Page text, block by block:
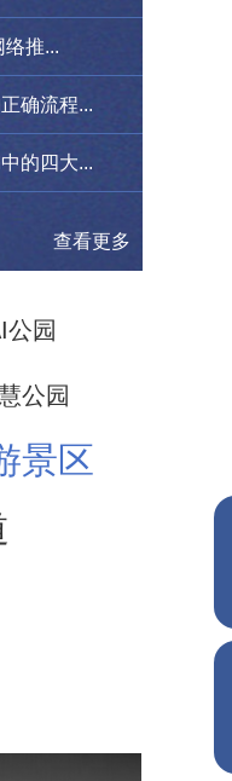
推...
确流程...
的四大...
查看更多
公园
公园
景区